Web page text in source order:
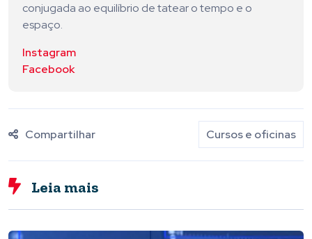
conjugada ao equilíbrio de tatear o tempo e o
espaço.
Instagram
Facebook
Compartilhar Cursos e oficinas
Leia mais